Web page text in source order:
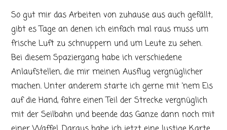
So gut mir das Arbeiten von zuhause aus auch gefällt,
gibt es Tage an denen ich einfach mal raus muss um
frische Luft zu schnuppern und um Leute zu sehen.
Bei diesem Spaziergang habe ich verschiedene
Anlaufstellen, die mir meinen Ausflug vergnüglicher
machen. Unter anderem starte ich gerne mit 'nem Eis
auf die Hand, fahre einen Teil der Strecke vergnüglich
mit der Seilbahn und beende das Ganze dann noch mit